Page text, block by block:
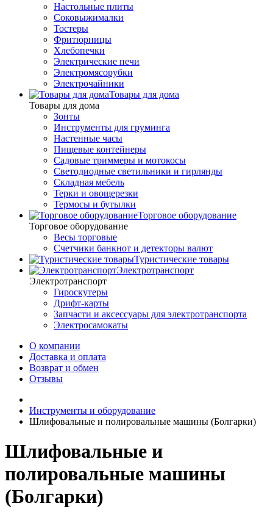
Настольные плиты
Соковыжималки
Тостеры
Фритюрницы
Хлебопечки
Электрические печи
Электромясорубки
Электрочайники
Товары для дома
Товары для дома
Зонты
Инструменты для груминга
Настенные часы
Пищевые контейнеры
Садовые триммеры и мотокосы
Светодиодные светильники и гирлянды
Складная мебель
Терки и овощерезки
Термосы и бутылки
Торговое оборудование
Торговое оборудование
Весы торговые
Счетчики банкнот и детекторы валют
Туристические товары
Электротранспорт
Электротранспорт
Гироскутеры
Дрифт-карты
Запчасти и аксессуары для электротранспорта
Электросамокаты
О компании
Доставка и оплата
Возврат и обмен
Отзывы
Инструменты и оборудование
Шлифовальные и полировальные машины (Болгарки)
Шлифовальные и
полировальные машины
(Болгарки)